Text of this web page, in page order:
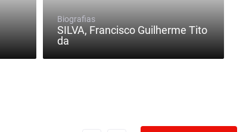
Biografias
SILVA, Francisco Guilherme Tito
da